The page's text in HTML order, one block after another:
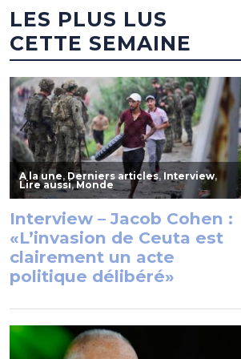
LES PLUS LUS
CETTE SEMAINE